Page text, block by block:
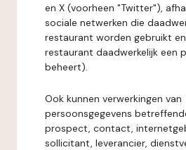
en X (voorheen "Twitter"),
sociale netwerken die
restaurant worden gebruikt
restaurant daadwerkelijk een
beheert).
Ook kunnen verwerkingen van
persoonsgegevens
prospect, contact,
sollicitant, leverancier,